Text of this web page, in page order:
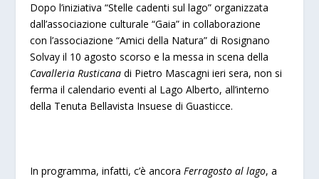
Dopo l’iniziativa “Stelle cadenti sul lago” organizzata
dall’associazione culturale “Gaia” in collaborazione
con l’associazione “Amici della Natura” di Rosignano
Solvay il 10 agosto scorso e la messa in scena della
Cavalleria Rusticana di Pietro Mascagni ieri sera, non si
ferma il calendario eventi al Lago Alberto, all’interno
della Tenuta Bellavista Insuese di Guasticce.
In programma, infatti, c’è ancora Ferragosto al lago, a